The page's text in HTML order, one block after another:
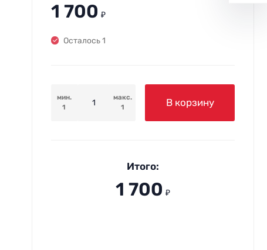
1 700 ₽
Осталось 1
мин.
1
макс.
1
В корзину
Итого:
1 700 ₽